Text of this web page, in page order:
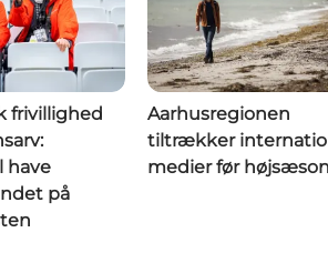
frivillighed
have
på
Aarhusregionen
tiltrækker
medier før